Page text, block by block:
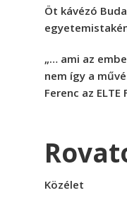
Öt kávézó
„… ami az
nem így a
Ferenc az
Közélet